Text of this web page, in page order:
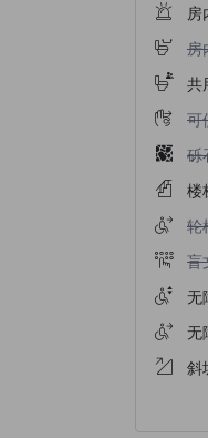
房
不
房
共
不
可
不
砾
楼
不
轮
不
盲
无
无
斜